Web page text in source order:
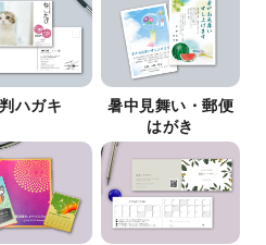
ハガキ
暑中見舞い・郵便
はがき